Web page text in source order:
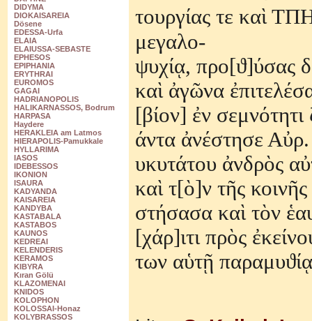
DIDYMA
DIOKAISAREIA
Dösene
EDESSA-Urfa
ELAIA
ELAIUSSA-SEBASTE
EPHESOS
EPIPHANIA
ERYTHRAI
EUROMOS
GAGAI
HADRIANOPOLIS
HALIKARNASSOS, Bodrum
HARPASA
Haydere
HERAKLEIA am Latmos
HIERAPOLIS-Pamukkale
HYLLARIMA
IASOS
IDEBESSOS
IKONION
ISAURA
KADYANDA
KAISAREIA
KANDYBA
KASTABALA
KASTABOS
KAUNOS
KEDREAI
KELENDERIS
KERAMOS
KIBYRA
Kıran Gölü
KLAZOMENAI
KNIDOS
KOLOPHON
KOLOSSAI-Honaz
KOLYBRASSOS
τουργίας τε καὶ
μεγαλο-
ψυχίᾳ, προ[ϑ]ύσας δ
καὶ ἀγῶνα ἐπιτελέ
[βίον] ἐν σεμνότητι
άντα ἀνέστησε Αὐ
υκυτάτου ἀνδρὸς αὐ
καὶτ[ὸ]ν τῆς κοινῆ
στήσασα καὶτὸν ἑ
[χάρ]ιτι πρὸς ἐκεί
των αὑτῇ παραμυϑίᾳ